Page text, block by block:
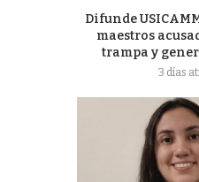
Difunde
maestros
trampa y
3 días